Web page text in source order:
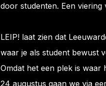
door studenten. Een viering
LEIP! laat zien dat
waar je als student bewust
Omdat het een plek is waar
24 augustus gaan we via